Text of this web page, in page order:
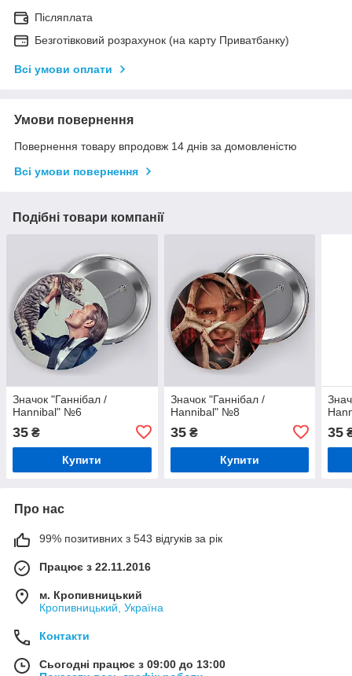
Післяплата
Безготівковий розрахунок (на карту Приватбанку)
Всі умови оплати
Умови повернення
Повернення товару впродовж 14 днів за домовленістю
Всі умови повернення
Подібні товари компанії
Значок "Ганнібал /
Hannibal" №6
35 ₴
Купити
Значок "Ганнібал /
Hannibal" №8
35₴
Купити
35
Про нас
99% позитивних з 543 відгуків за рік
Працює з 22.11.2016
м. Кропивницький
Кропивницький, Україна
Контакти
Сьогодні працює з 09:00 до 13:00